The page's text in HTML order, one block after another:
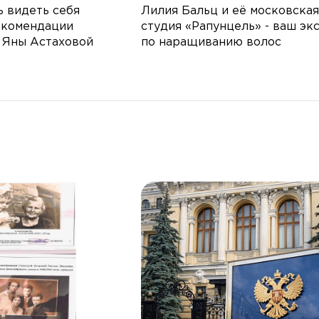
видеть себя
Яны Астаховой
Лилия Бальц и её московская
студия «Рапунцель» - ваш
по наращиванию волос